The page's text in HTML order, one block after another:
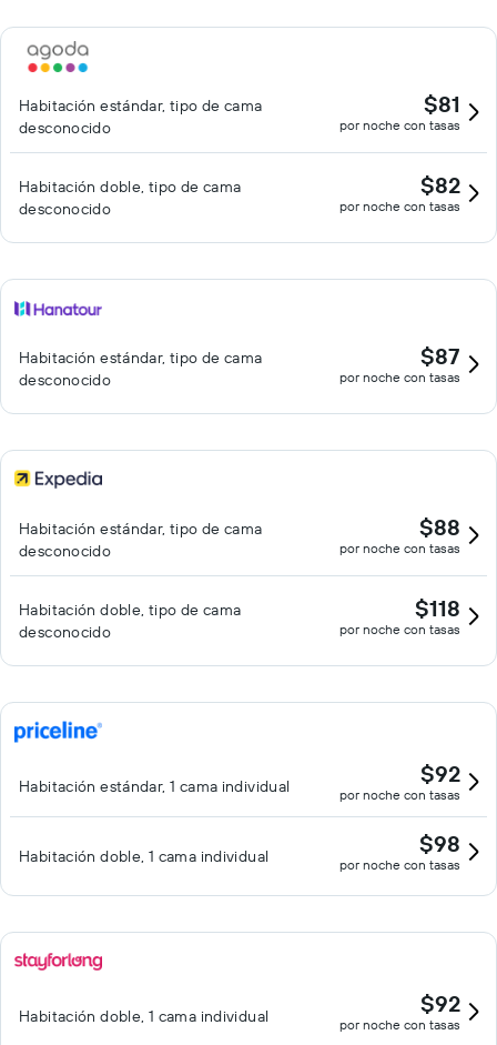
Habitación estándar, tipo de cama
desconocido
$81
por noche con tasas
Habitación doble, tipo de cama
desconocido
$82
por noche con tasas
Habitación estándar, tipo de cama
desconocido
$87
por noche con tasas
Habitación estándar, tipo de cama
desconocido
$88
por noche con tasas
Habitación doble, tipo de cama
desconocido
$118
por noche con tasas
Habitación estándar, 1 cama individual $92
por noche con tasas
Habitación doble, 1 cama individual $98
por noche con tasas
Habitación doble, 1 cama individual $92
por noche con tasas